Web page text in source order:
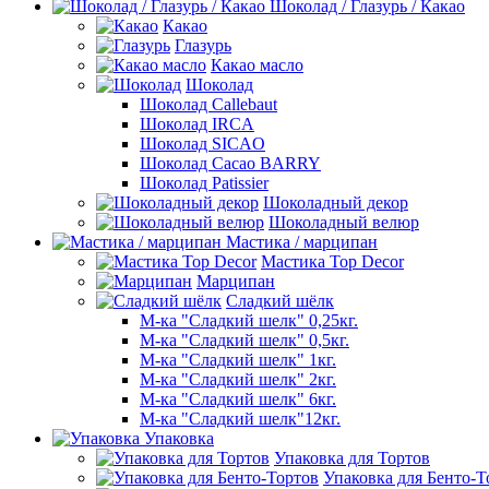
Шоколад / Глазурь / Какао
Какао
Глазурь
Какао масло
Шоколад
Шоколад Callebaut
Шоколад IRCA
Шоколад SICAO
Шоколад Cacao BARRY
Шоколад Patissier
Шоколадный декор
Шоколадный велюр
Мастика / марципан
Мастика Top Decor
Марципан
Сладкий шёлк
М-ка "Сладкий шелк" 0,25кг.
М-ка "Сладкий шелк" 0,5кг.
М-ка "Сладкий шелк" 1кг.
М-ка "Сладкий шелк" 2кг.
М-ка "Сладкий шелк" 6кг.
М-ка "Сладкий шелк"12кг.
Упаковка
Упаковка для Тортов
Упаковка для Бенто-